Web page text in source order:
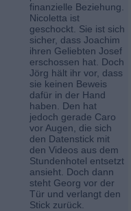
finanzielle Beziehung.
Nicoletta ist
geschockt. Sie ist sich
sicher, dass Joachim
ihren Geliebten Josef
erschossen hat. Doch
Jörg hält ihr vor, dass
sie keinen Beweis
dafür in der Hand
haben. Den hat
jedoch gerade Caro
vor Augen, die sich
den Datenstick mit
den Videos aus dem
Stundenhotel entsetzt
ansieht. Doch dann
steht Georg vor der
Tür und verlangt den
Stick zurück.